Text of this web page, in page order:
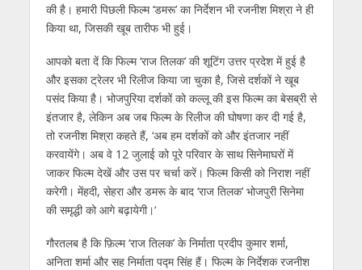
की है। हमारी पिछली फिल्‍म ‘डमरू’ का निर्देशन भी रजनीश मिश्रा ने ही
किया था, जिसकी खूब तारीफ भी हुई।
आपको बता दें कि फिल्‍म ‘राज तिलक’ की शूटिंग उत्तर प्रदेश में हुई है
और इसका ट्रेलर भी रिलीज किया जा चुका है, जिसे दर्शकों ने खूब
पसंद किया है। भोजपुरिया दर्शकों को कल्‍लू की इस फिल्‍म का बेसब्री से
इंतजार है, लेकिन अब जब फिल्‍म के रिलीज की घोषणा कर दी गई है,
तो रजनीश मिश्रा कहते हैं, ‘अब हम दर्शकों को और इंतजार नहीं
करवायेंगे। अब वे 12 जुलाई को पूरे परिवार के साथ सिनेमाघरों में
जाकर फिल्‍म देखें और उस पर चर्चा करें। फिल्‍म किसी को निराश नहीं
करेगी। मेंहदी, सेहरा और डमरू के बाद ‘राज तिलक’ भोजपुरी सिनेमा
की समृद्धी को आगे बढ़ायेगी।‘
गौरतलब है कि फ़िल्म ‘राज तिलक’ के निर्माता प्रदीप कुमार शर्मा,
अनिता शर्मा और सह निर्माता पद्म सिंह हैं। फिल्‍म के निर्देशक रजनीश